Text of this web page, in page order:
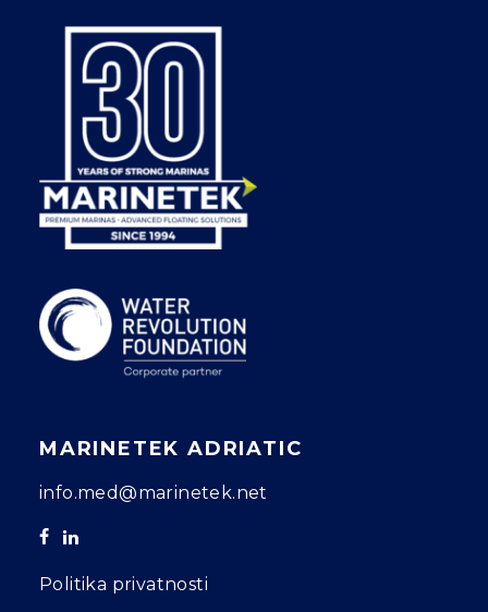
MARINETEK ADRIATIC
info.med@marinetek.net
Politika privatnosti